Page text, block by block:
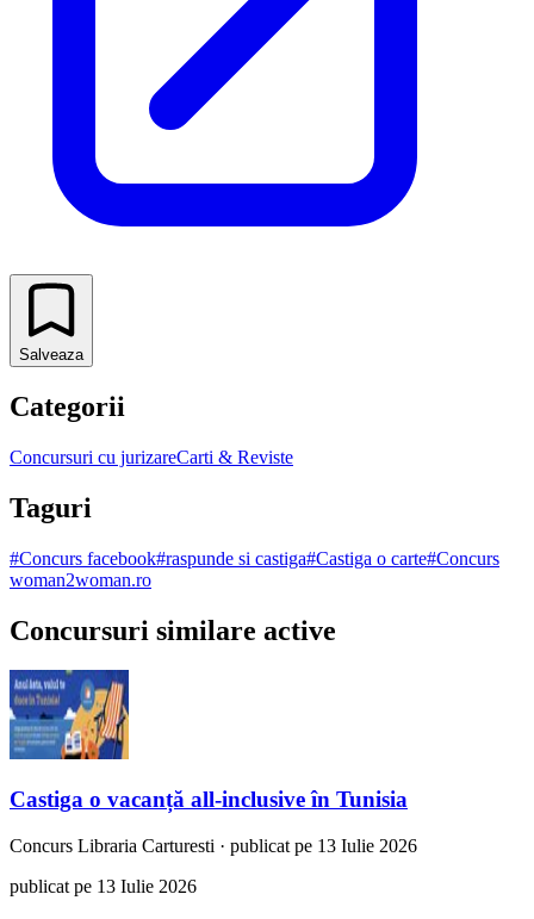
Salveaza
Categorii
Concursuri cu jurizareCarti & Reviste
Taguri
#Concurs facebook#raspunde si castiga#Castiga o carte#Concurs
woman2woman.ro
Concursuri similare active
Castiga o vacanță all-inclusive în Tunisia
Concurs Libraria Carturesti · publicat pe 13 Iulie 2026
publicat pe 13 Iulie 2026